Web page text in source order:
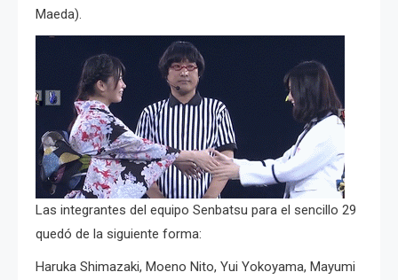
Maeda).
Las integrantes del equipo Senbatsu para el sencillo 29
quedó de la siguiente forma:
Haruka Shimazaki, Moeno Nito, Yui Yokoyama, Mayumi